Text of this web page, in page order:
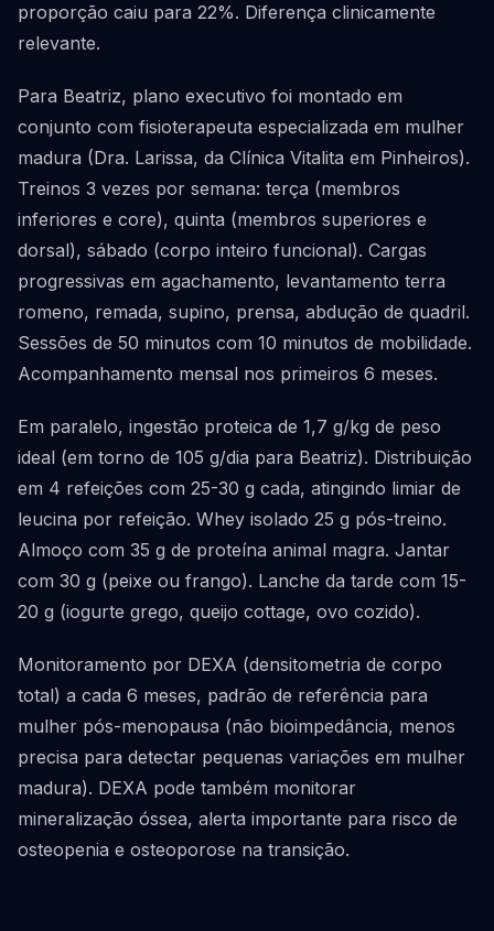
proporção caiu para 22%. Diferença clinicamente
relevante.
Para Beatriz, plano executivo foi montado em
conjunto com fisioterapeuta especializada em mulher
madura (Dra. Larissa, da Clínica Vitalita em Pinheiros).
Treinos 3 vezes por semana: terça (membros
inferiores e core), quinta (membros superiores e
dorsal), sábado (corpo inteiro funcional). Cargas
progressivas em agachamento, levantamento terra
romeno, remada, supino, prensa, abdução de quadril.
Sessões de 50 minutos com 10 minutos de mobilidade.
Acompanhamento mensal nos primeiros 6 meses.
Em paralelo, ingestão proteica de 1,7 g/kg de peso
ideal (em torno de 105 g/dia para Beatriz). Distribuição
em 4 refeições com 25-30 g cada, atingindo limiar de
leucina por refeição. Whey isolado 25 g pós-treino.
Almoço com 35 g de proteína animal magra. Jantar
com 30 g (peixe ou frango). Lanche da tarde com 15-
20 g (iogurte grego, queijo cottage, ovo cozido).
Monitoramento por DEXA (densitometria de corpo
total) a cada 6 meses, padrão de referência para
mulher pós-menopausa (não bioimpedância, menos
precisa para detectar pequenas variações em mulher
madura). DEXA pode também monitorar
mineralização óssea, alerta importante para risco de
osteopenia e osteoporose na transição.